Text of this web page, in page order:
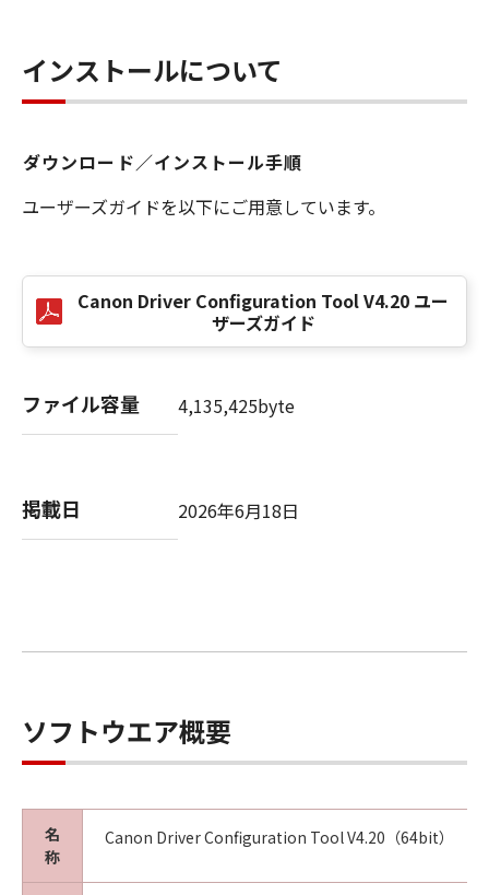
７．保証の否認・免責
(1) 「本ソフトウェア」は、『現状のまま』の
状態で使用許諾されます。キヤノン、キヤノン
代理店または販売店のいずれも、「本ソフトウ
適合性の保証を含め、いかなる保証も、明示た
(2) キヤノン、キヤノンの子会社、キヤノンの関
連会社、それらの販売代理店または販売店のい
ずれも、「本ソフトウェア」の使用または使用
その他の派生的または付随的な損害を含むがこ
れらに限定されない全ての損害を言います。）
ン、キヤノンの子会社、キヤノンの関連会社、
それらの販売代理店または販売店がかかる損害
ずれも、「本ソフトウェア」、または「本ソフ
も、一切責任を負わないものとします。
お客様は、「本ソフトウェア」を使用して初期
設定が変更された「キヤノン製品」用のドライ
バーソフトウェアプログラムをインストールす
インストールについて
ダウンロード／インストール手順
ユーザーズガイドを以下にご用意しています。
Canon Driver Configuration Tool V4.20 ユー
ザーズガイド
ファイル容量 4,135,425byte
掲載日 2026年6月18日
ソフトウエア概要
名
称
Canon Driver Configuration Tool V4.20（64bit）